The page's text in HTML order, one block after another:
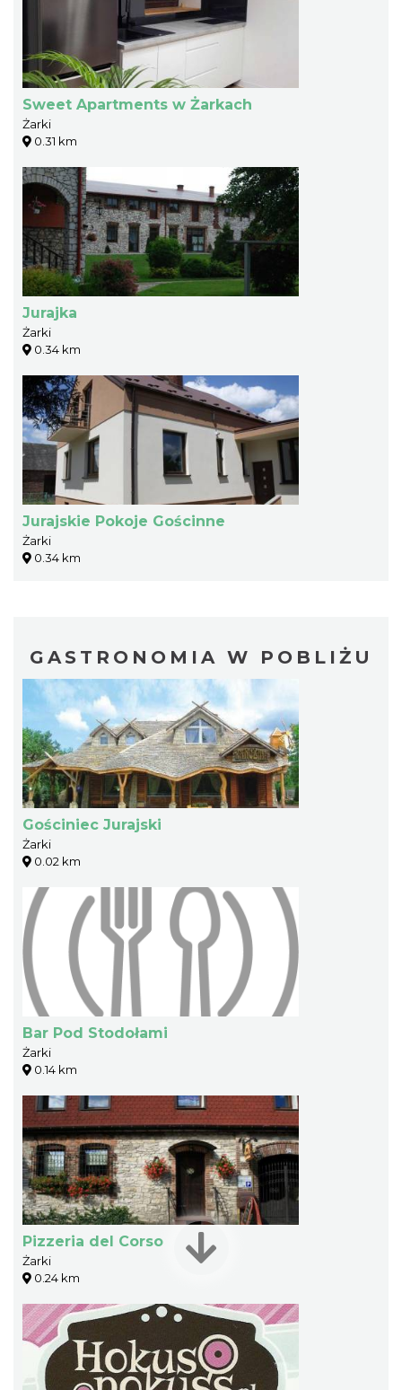
Sweet Apartments w Żarkach
Żarki
0.31 km
Jurajka
Żarki
0.34 km
Jurajskie Pokoje Gościnne
Żarki
0.34 km
GASTRONOMIA W POBLIŻU
Gościniec Jurajski
Żarki
0.02 km
Bar Pod Stodołami
Żarki
0.14 km
Pizzeria del Corso
Żarki
0.24 km